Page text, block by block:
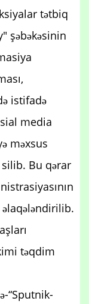
tətbiq
şəbəkəsinin
istifadə
media
məxsus
Bu qərar
əlaqələndirilib.
təqdim
“Sputnik-